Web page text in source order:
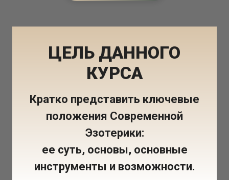
ЦЕЛЬ ДАННОГО
КУРСА
Кратко представить ключевые
положения Современной
Эзотерики:
ее суть, основы, основные
инструменты и возможности.